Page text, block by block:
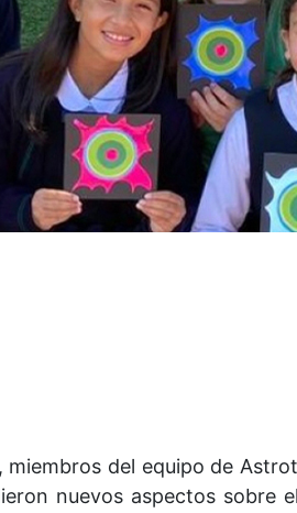
del equipo de
nuevos aspectos sobre